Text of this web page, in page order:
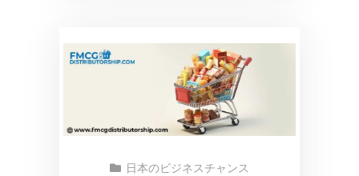
日本のビジネスチャンス